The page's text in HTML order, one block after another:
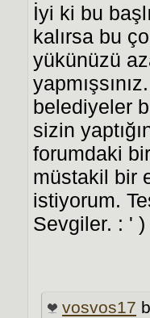
İyi ki bu
kalırsa bu
yükünüzü
belediyeler
sizin
forumdaki
müstakil bir
istiyorum.
Sevgiler. : ' )
vosvos17